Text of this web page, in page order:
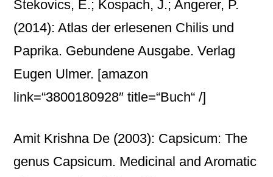
Stekovics, E.; Kospach, J.; Angerer, P.
(2014): Atlas der erlesenen Chilis und
Paprika. Gebundene Ausgabe. Verlag
Eugen Ulmer. [amazon
link=“3800180928″ title=“Buch“ /]
Amit Krishna De (2003): Capsicum: The
genus Capsicum. Medicinal and Aromatic